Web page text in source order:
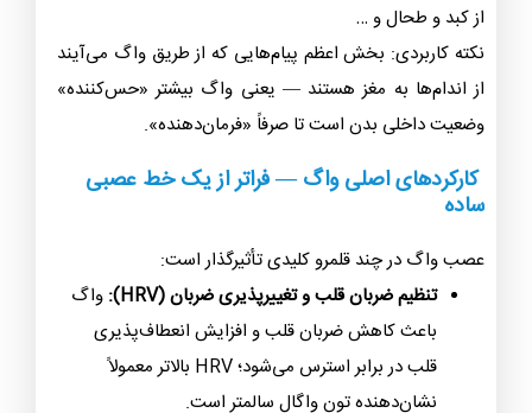
از کبد و طحال و …
نکته کاربردی: بخش اعظم پیام‌هایی که از طریق واگ می‌آیند
از اندام‌ها به مغز هستند — یعنی واگ بیشتر «حس‌کننده»
وضعیت داخلی بدن است تا صرفاً «فرمان‌دهنده».
کارکردهای اصلی واگ — فراتر از یک خط عصبی
ساده
عصب واگ در چند قلمرو کلیدی تأثیرگذار است:
تنظیم ضربان قلب و تغییرپذیری ضربان (HRV):
واگ
باعث کاهش ضربان قلب و افزایش انعطاف‌پذیری
قلب در برابر استرس می‌شود؛ HRV بالاتر معمولاً
نشان‌دهنده تون واگال سالمتر است.